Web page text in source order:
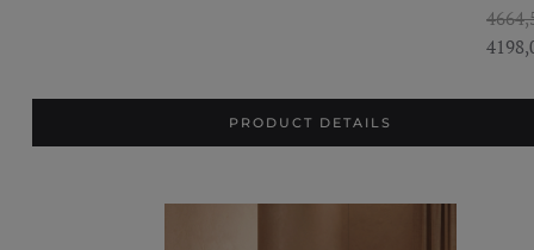
PRODUCT DETAILS